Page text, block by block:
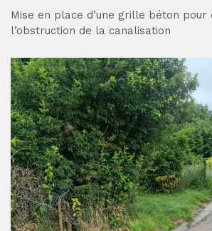
Mise en place d’une grille béton pour
l’obstruction de la canalisation
Imprimer la page
Partager la page sur :